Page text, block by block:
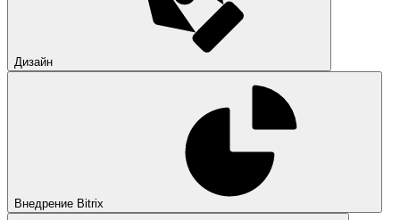
Дизайн
Внедрение Bitrix